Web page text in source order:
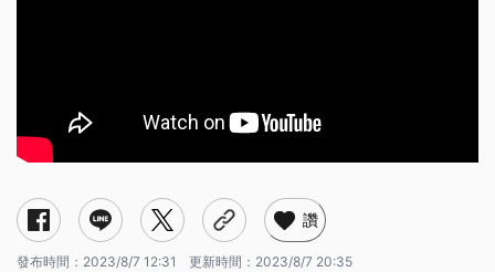
讚
發布時間： 2023/8/7 12:31 更新時間： 2023/8/7 20:35